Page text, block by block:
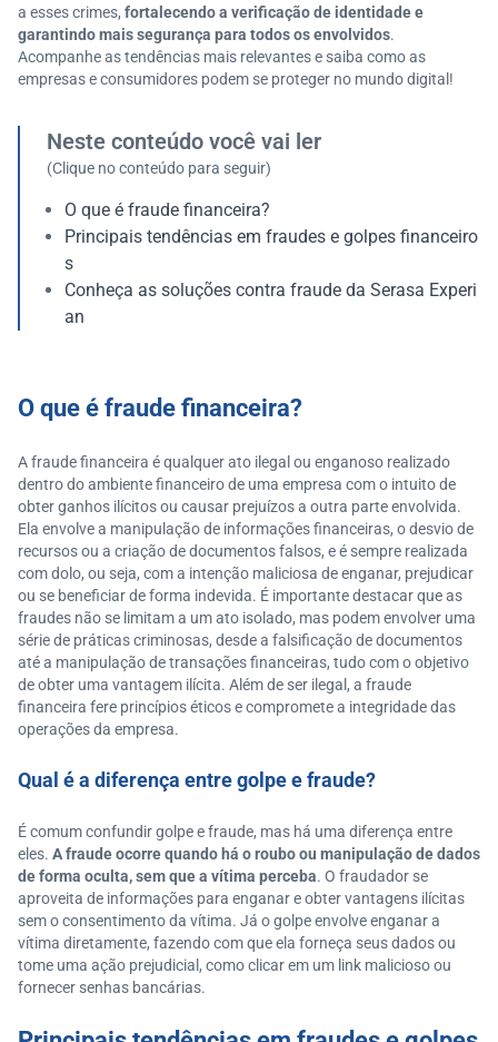
a esses crimes, fortalecendo a verificação de identidade e
garantindo mais segurança para todos os envolvidos.
Acompanhe as tendências mais relevantes e saiba como as
empresas e consumidores podem se proteger no mundo digital!
Neste conteúdo você vai ler
(Clique no conteúdo para seguir)
O que é fraude financeira?
Principais tendências em fraudes e golpes financeiro
s
Conheça as soluções contra fraude da Serasa Experi
an
O que é fraude financeira?
A fraude financeira é qualquer ato ilegal ou enganoso realizado
dentro do ambiente financeiro de uma empresa com o intuito de
obter ganhos ilícitos ou causar prejuízos a outra parte envolvida.
Ela envolve a manipulação de informações financeiras, o desvio de
recursos ou a criação de documentos falsos, e é sempre realizada
com dolo, ou seja, com a intenção maliciosa de enganar, prejudicar
ou se beneficiar de forma indevida. É importante destacar que as
fraudes não se limitam a um ato isolado, mas podem envolver uma
série de práticas criminosas, desde a falsificação de documentos
até a manipulação de transações financeiras, tudo com o objetivo
de obter uma vantagem ilícita. Além de ser ilegal, a fraude
financeira fere princípios éticos e compromete a integridade das
operações da empresa.
Qual é a diferença entre golpe e fraude?
É comum confundir golpe e fraude, mas há uma diferença entre
eles. A fraude ocorre quando há o roubo ou manipulação de dados
de forma oculta, sem que a vítima perceba. O fraudador se
aproveita de informações para enganar e obter vantagens ilícitas
sem o consentimento da vítima. Já o golpe envolve enganar a
vítima diretamente, fazendo com que ela forneça seus dados ou
tome uma ação prejudicial, como clicar em um link malicioso ou
fornecer senhas bancárias.